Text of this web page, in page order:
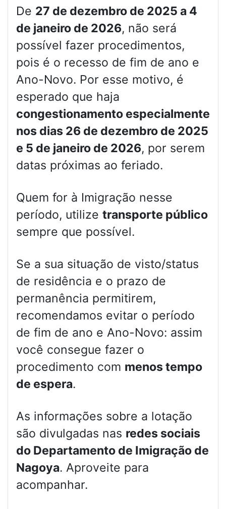
De 27 de dezembro de 2025 a 4
de janeiro de 2026, não será
possível fazer procedimentos,
pois é o recesso de fim de ano e
Ano-Novo. Por esse motivo, é
esperado que haja
congestionamento especialmente
nos dias 26 de dezembro de 2025
e 5 de janeiro de 2026, por serem
datas próximas ao feriado.
Quem for à Imigração nesse
período, utilize transporte público
sempre que possível.
Se a sua situação de visto/status
de residência e o prazo de
permanência permitirem,
recomendamos evitar o período
de fim de ano e Ano-Novo: assim
você consegue fazer o
procedimento com menos tempo
de espera.
As informações sobre a lotação
são divulgadas nas redes sociais
do Departamento de Imigração de
Nagoya. Aproveite para
acompanhar.